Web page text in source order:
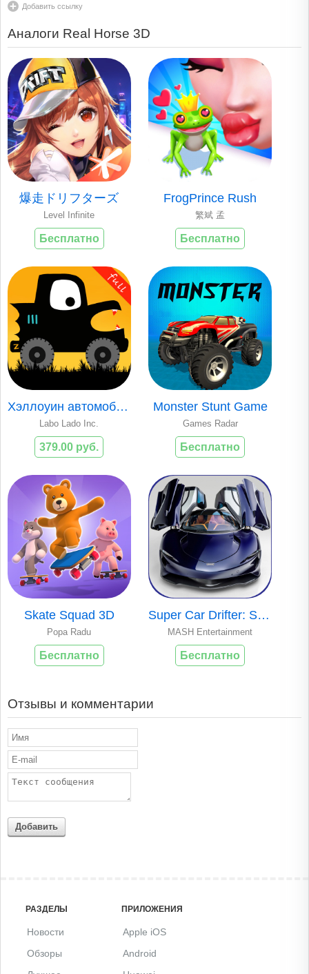
Добавить ссылку
Аналоги Real Horse 3D
爆走ドリフターズ
Level Infinite
Бесплатно
FrogPrince Rush
繁斌 孟
Бесплатно
Хэллоуин автомобиль(полный)
Labo Lado Inc.
379.00 руб.
Monster Stunt Game
Games Radar
Бесплатно
Skate Squad 3D
Popa Radu
Бесплатно
Super Car Drifter: Speedtail
MASH Entertainment
Бесплатно
Отзывы и комментарии
Добавить
РАЗДЕЛЫ
Новости
Обзоры
ПРИЛОЖЕНИЯ
Apple iOS
Android